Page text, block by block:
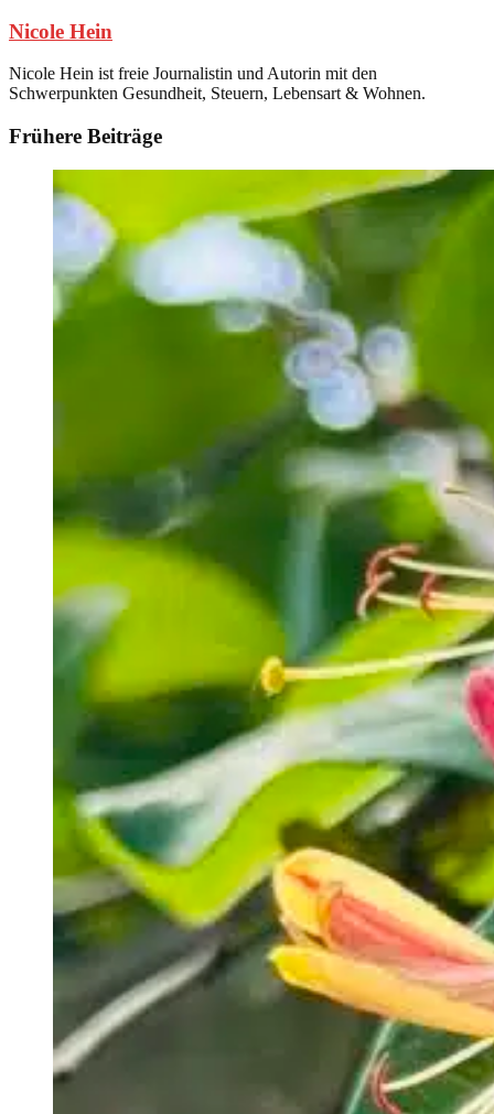
Nicole Hein
Nicole Hein ist freie Journalistin und Autorin mit den
Schwerpunkten Gesundheit, Steuern, Lebensart & Wohnen.
Frühere Beiträge